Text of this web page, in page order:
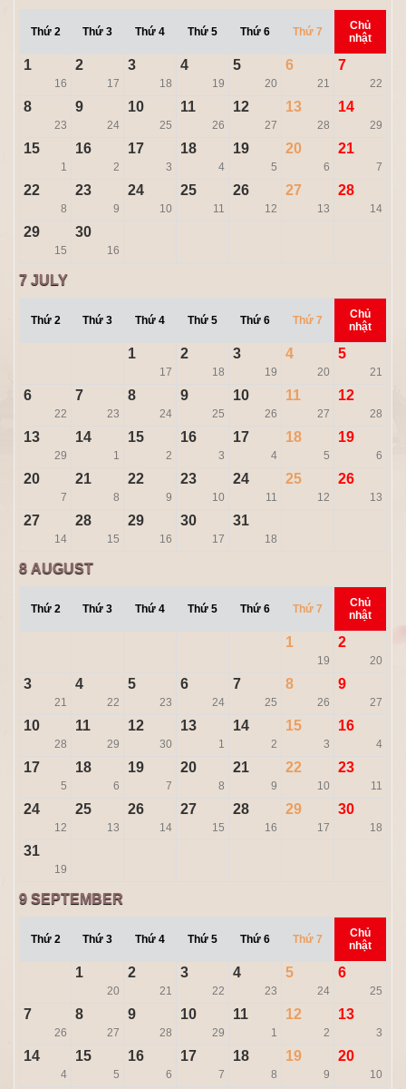
Thứ 2 Thứ 3 Thứ 4 Thứ 5 Thứ 6 Thứ 7
Chủ
nhật
1
16
2
17
3
18
4
19
5
20
6
21
7
22
8
23
9
24
10
25
11
26
12
27
13
28
14
29
15
1
16
2
17
3
18
4
19
5
20
6
21
7
22
8
23
9
24
10
25
11
26
12
27
13
28
14
29
15
30
16
7 JULY
Thứ 2 Thứ 3 Thứ 4 Thứ 5 Thứ 6 Thứ 7
Chủ
nhật
1
17
2
18
3
19
4
20
5
21
6
22
7
23
8
24
9
25
10
26
11
27
12
28
13
29
14
1
15
2
16
3
17
4
18
5
19
6
20
7
21
8
22
9
23
10
24
11
25
12
26
13
27
14
28
15
29
16
30
17
31
18
8 AUGUST
Thứ 2 Thứ 3 Thứ 4 Thứ 5 Thứ 6 Thứ 7
Chủ
nhật
1
19
2
20
3
21
4
22
5
23
6
24
7
25
8
26
9
27
10
28
11
29
12
30
13
1
14
2
15
3
16
4
17
5
18
6
19
7
20
8
21
9
22
10
23
11
24
12
25
13
26
14
27
15
28
16
29
17
30
18
31
19
9 SEPTEMBER
Thứ 2 Thứ 3 Thứ 4 Thứ 5 Thứ 6 Thứ 7
Chủ
nhật
1
20
2
21
3
22
4
23
5
24
6
25
7
26
8
27
9
28
10
29
11
1
12
2
13
3
14
4
15
5
16
6
17
7
18
8
19
9
20
10